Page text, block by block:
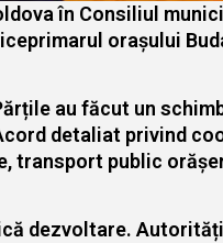
în Consiliul
orașului
au făcut un
detaliat privind
transport public
dezvoltare.